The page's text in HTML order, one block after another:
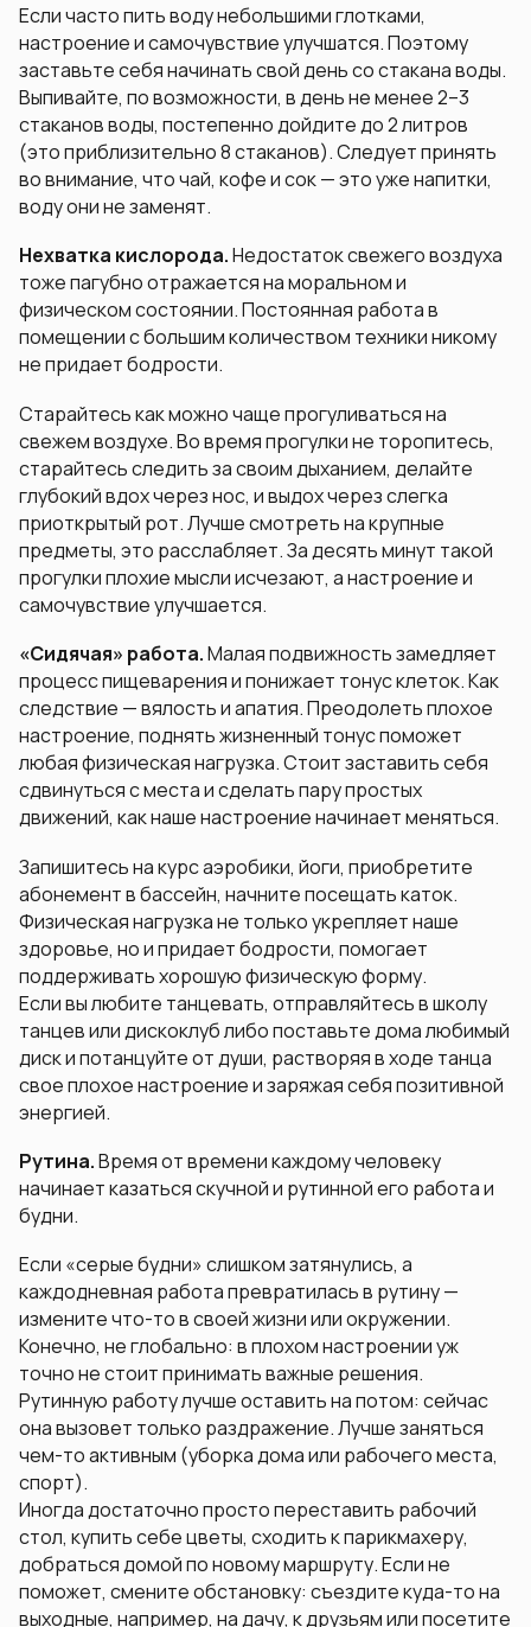
Если часто пить воду небольшими глотками,
настроение и самочувствие улучшатся. Поэтому
заставьте себя начинать свой день со стакана воды.
Выпивайте, по возможности, в день не менее 2–3
стаканов воды, постепенно дойдите до 2 литров
(это приблизительно 8 стаканов). Следует принять
во внимание, что чай, кофе и сок — это уже напитки,
воду они не заменят.
Нехватка кислорода.Недостаток свежего воздуха
тоже пагубно отражается на моральном и
физическом состоянии. Постоянная работа в
помещении с большим количеством техники никому
не придает бодрости.
Старайтесь как можно чаще прогуливаться на
свежем воздухе. Во время прогулки не торопитесь,
старайтесь следить за своим дыханием, делайте
глубокий вдох через нос, и выдох через слегка
приоткрытый рот. Лучше смотреть на крупные
предметы, это расслабляет. За десять минут такой
прогулки плохие мысли исчезают, а настроение и
самочувствие улучшается.
«Сидячая» работа.Малая подвижность замедляет
процесс пищеварения и понижает тонус клеток. Как
следствие — вялость и апатия. Преодолеть плохое
настроение, поднять жизненный тонус поможет
любая физическая нагрузка. Стоит заставить себя
сдвинуться с места и сделать пару простых
движений, как наше настроение начинает меняться.
Запишитесь на курс аэробики, йоги, приобретите
абонемент в бассейн, начните посещать каток.
Физическая нагрузка не только укрепляет наше
здоровье, но и придает бодрости, помогает
поддерживать хорошую физическую форму.
Если вы любите танцевать, отправляйтесь в школу
танцев или дискоклуб либо поставьте дома любимый
диск и потанцуйте от души, растворяя в ходе танца
свое плохое настроение и заряжая себя позитивной
энергией.
Рутина.Время от времени каждому человеку
начинает казаться скучной и рутинной его работа и
будни.
Если «серые будни» слишком затянулись, а
каждодневная работа превратилась в рутину —
измените что-то в своей жизни или окружении.
Конечно, не глобально: в плохом настроении уж
точно не стоит принимать важные решения.
Рутинную работу лучше оставить на потом: сейчас
она вызовет только раздражение. Лучше заняться
чем-то активным (уборка дома или рабочего места,
спорт).
Иногда достаточно просто переставить рабочий
стол, купить себе цветы, сходить к парикмахеру,
добраться домой по новому маршруту. Если не
поможет, смените обстановку: съездите куда-то на
выходные, например, на дачу, к друзьям или посетите